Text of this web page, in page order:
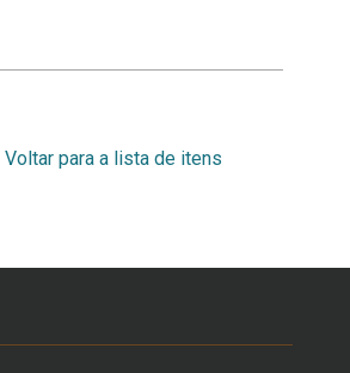
Voltar para a lista de itens